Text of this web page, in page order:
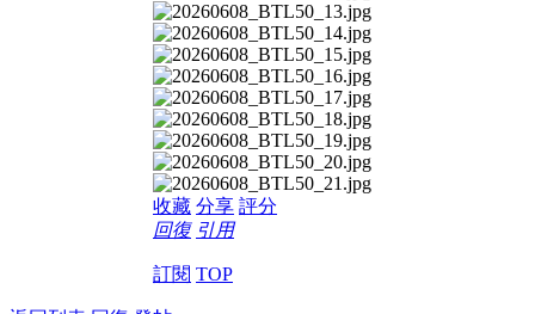
收藏 分享 評分
回復 引用
訂閱 TOP